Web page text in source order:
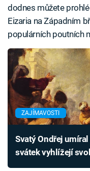
dodnes můžete
Eizaria na Západním
populárních poutních
ZAJÍMAVOSTI
Svatý Ondřej
svátek vyhlížejí